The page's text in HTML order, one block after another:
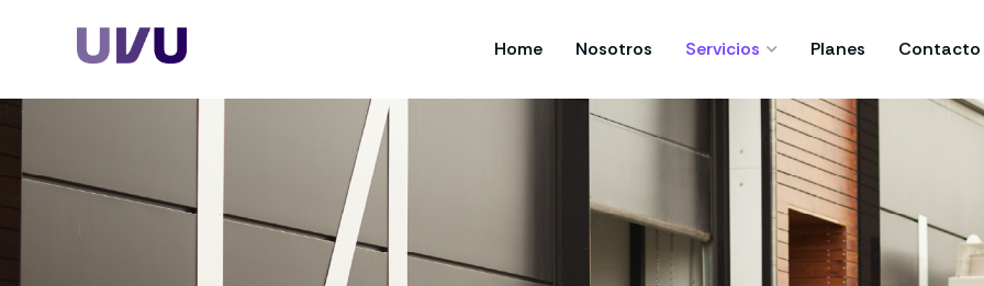
Home Nosotros Servicios Planes Contacto
Home
Nosotros
Servicios